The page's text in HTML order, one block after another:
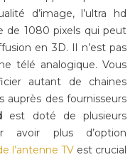
d’image, l’ultra hd
de 1080 pixels qui peut
en 3D. Il n’est pas
télé analogique. Vous
autant de chaines
auprès des fournisseurs
est doté de plusieurs
avoir plus d’option
l’antenne TVest crucial